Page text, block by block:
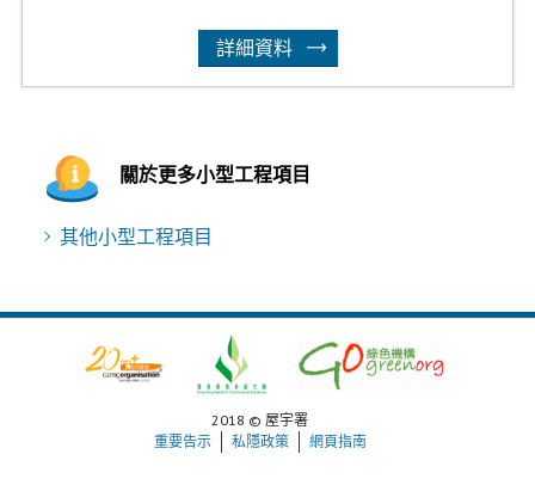
詳細資料
關於更多小型工程項目
其他小型工程項目
2018 © 屋宇署
重要告示
私隱政策 網頁指南